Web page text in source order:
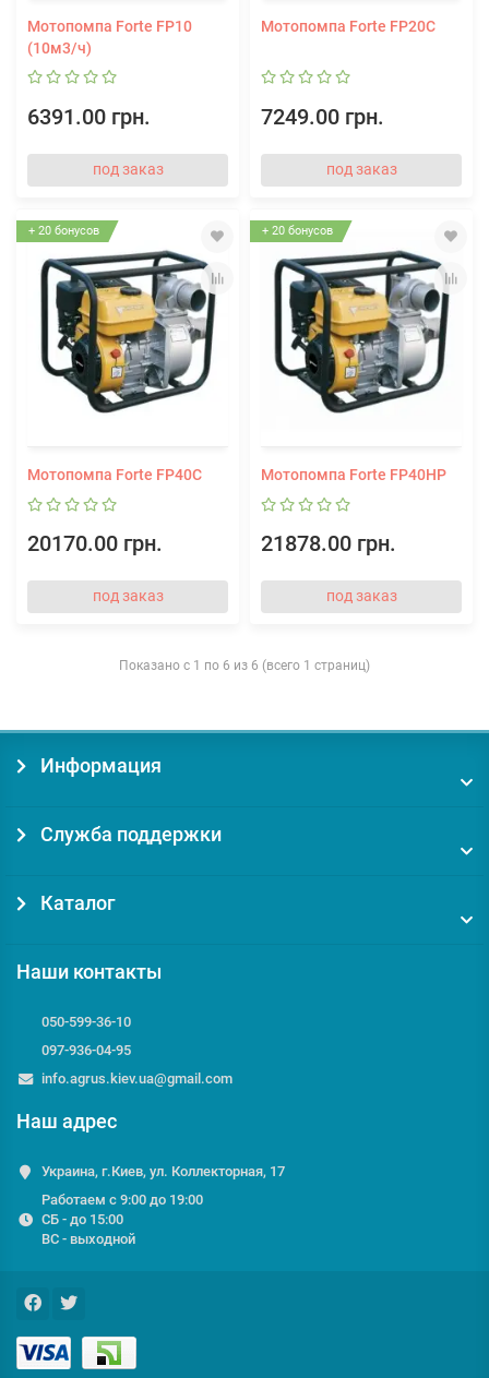
Мотопомпа Forte FP10
(10м3/ч)
6391.00 грн.
под заказ
Мотопомпа Forte FP20C
7249.00 грн.
под заказ
+ 20 бонусов
Мотопомпа Forte FP40C
20170.00 грн.
под заказ
+ 20 бонусов
Мотопомпа Forte FP40HP
21878.00 грн.
под заказ
Показано с 1 по 6 из 6 (всего 1 страниц)
Информация
Служба поддержки
Каталог
Наши контакты
050-599-36-10
097-936-04-95
info.agrus.kiev.ua@gmail.com
Наш адрес
Украина, г.Киев, ул. Коллекторная, 17
Работаем с 9:00 до 19:00
СБ - до 15:00
ВС - выходной